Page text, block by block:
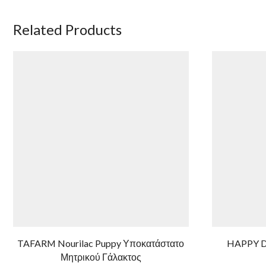
Related Products
TAFARM Nourilac Puppy Υποκατάστατο
Μητρικού Γάλακτος
HAPPY